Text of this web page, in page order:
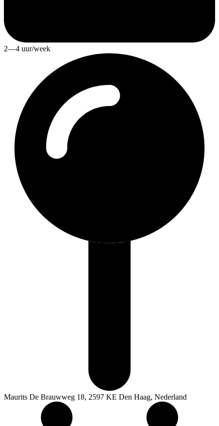
2—4 uur/week
Maurits De Brauwweg 18, 2597 KE Den Haag, Nederland